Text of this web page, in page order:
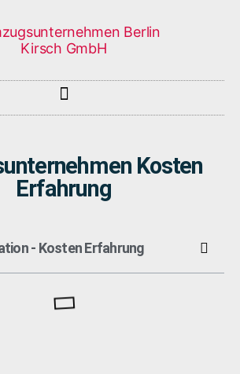
Kosten
Erfahrung
- Kosten Erfahrung